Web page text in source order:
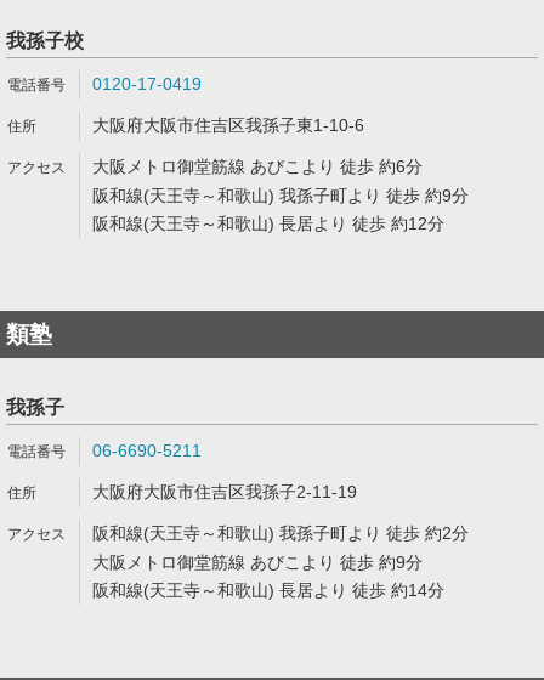
我孫子校
0120-17-0419
大阪府大阪市住吉区我孫子東1-10-6
大阪メトロ御堂筋線 あびこより 徒歩 約6分
阪和線(天王寺～和歌山) 我孫子町より 徒歩 約9分
阪和線(天王寺～和歌山) 長居より 徒歩 約12分
類塾
我孫子
06-6690-5211
大阪府大阪市住吉区我孫子2-11-19
阪和線(天王寺～和歌山) 我孫子町より 徒歩 約2分
大阪メトロ御堂筋線 あびこより 徒歩 約9分
阪和線(天王寺～和歌山) 長居より 徒歩 約14分